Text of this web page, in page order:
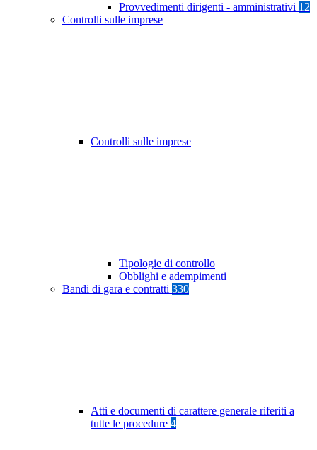
Provvedimenti dirigenti - amministrativi 12
Controlli sulle imprese
Controlli sulle imprese
Tipologie di controllo
Obblighi e adempimenti
Bandi di gara e contratti 330
Atti e documenti di carattere generale riferiti a
tutte le procedure 4